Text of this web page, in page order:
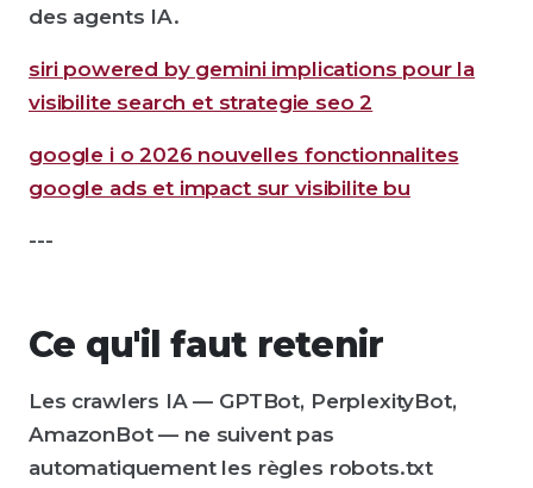
des agents IA.
siri powered by gemini implications pour la
visibilite search et strategie seo 2
google i o 2026 nouvelles fonctionnalites
google ads et impact sur visibilite bu
---
Ce qu'il faut retenir
Les crawlers IA — GPTBot, PerplexityBot,
AmazonBot — ne suivent pas
automatiquement les règles robots.txt